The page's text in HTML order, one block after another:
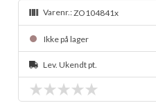
Varenr.:ZO104841x
Ikke på lager
Lev. Ukendt pt.